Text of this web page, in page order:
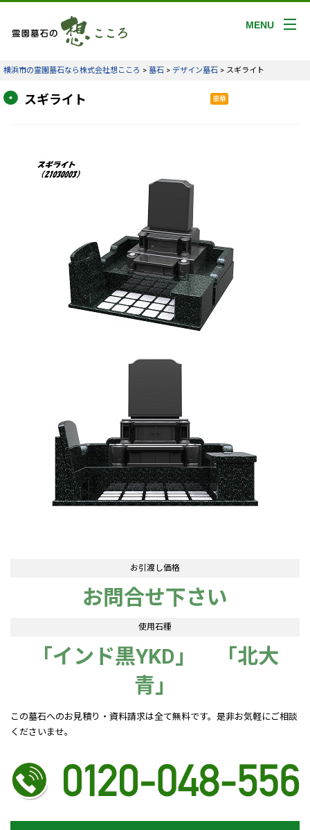
MENU
横浜市の霊園墓石なら株式会社想こころ > 墓石 > デザイン墓石 > スギライト
スギライト 豪華
お引渡し価格
お問合せ下さい
使用石種
「インド黒YKD」 「北大
青」
この墓石へのお見積り・資料請求は全て無料です。是非お気軽にご相談
くださいませ。